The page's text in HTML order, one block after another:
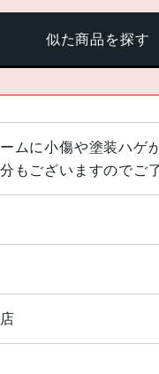
似た商品を探す
ムに小傷や塗装ハゲ
もございますのでご